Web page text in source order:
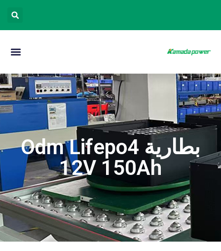
بطارية Odm Lifepo4
12V 150Ah